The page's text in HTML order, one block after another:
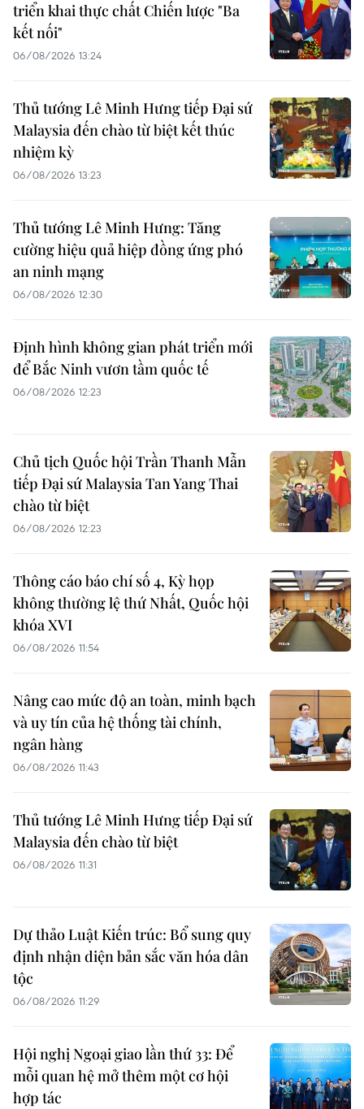
triển khai thực chất Chiến lược "Ba
kết nối"
06/08/2026 13:24
Thủ tướng Lê Minh Hưng tiếp Đại sứ
Malaysia đến chào từ biệt kết thúc
nhiệm kỳ
06/08/2026 13:23
Thủ tướng Lê Minh Hưng: Tăng
cường hiệu quả hiệp đồng ứng phó
an ninh mạng
06/08/2026 12:30
Định hình không gian phát triển mới
để Bắc Ninh vươn tầm quốc tế
06/08/2026 12:23
Chủ tịch Quốc hội Trần Thanh Mẫn
tiếp Đại sứ Malaysia Tan Yang Thai
chào từ biệt
06/08/2026 12:23
Thông cáo báo chí số 4, Kỳ họp
không thường lệ thứ Nhất, Quốc hội
khóa XVI
06/08/2026 11:54
Nâng cao mức độ an toàn, minh bạch
và uy tín của hệ thống tài chính,
ngân hàng
06/08/2026 11:43
Thủ tướng Lê Minh Hưng tiếp Đại sứ
Malaysia đến chào từ biệt
06/08/2026 11:31
Dự thảo Luật Kiến trúc: Bổ sung quy
định nhận diện bản sắc văn hóa dân
tộc
06/08/2026 11:29
Hội nghị Ngoại giao lần thứ 33: Để
mỗi quan hệ mở thêm một cơ hội
hợp tác